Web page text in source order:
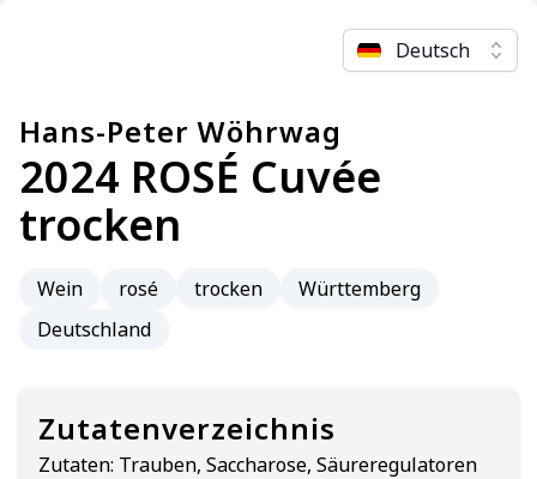
Deutsch
Hans-Peter Wöhrwag
2024 ROSÉ Cuvée
trocken
Wein rosé trocken
Württemberg
Deutschland
Zutatenverzeichnis
Zutaten: Trauben, Saccharose, Säureregulatoren